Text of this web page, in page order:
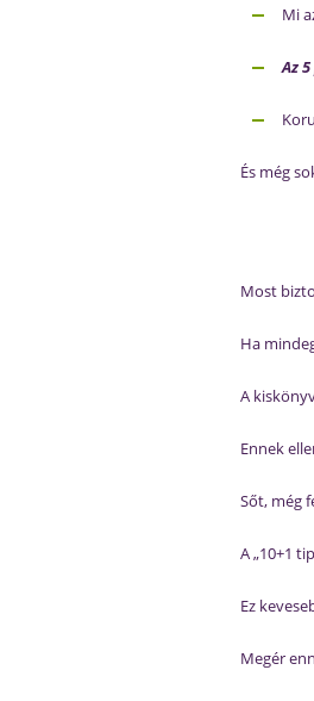
Mi
Az
És még
Most
Ha
A
Ennek
Sőt, még
A „10+1
Ez
Megér